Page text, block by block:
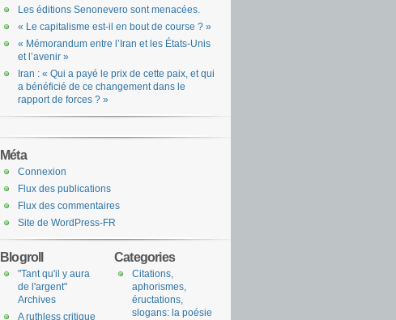
Les éditions Senonevero sont menacées.
« Le capitalisme est-il en bout de course ? »
« Mémorandum entre l’Iran et les États-Unis
et l’avenir »
Iran : « Qui a payé le prix de cette paix, et qui
a bénéficié de ce changement dans le
rapport de forces ? »
Méta
Connexion
Flux des publications
Flux des commentaires
Site de WordPress-FR
Categories
Citations,
aphorismes,
éructations,
slogans: la poésie
Blogroll
"Tant qu'il y aura
de l'argent"
Archives
A ruthless critique